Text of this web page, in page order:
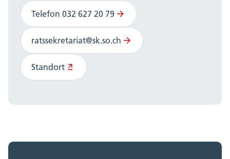
Telefon 032 627 20 79
ratssekretariat@sk.so.ch
Standort